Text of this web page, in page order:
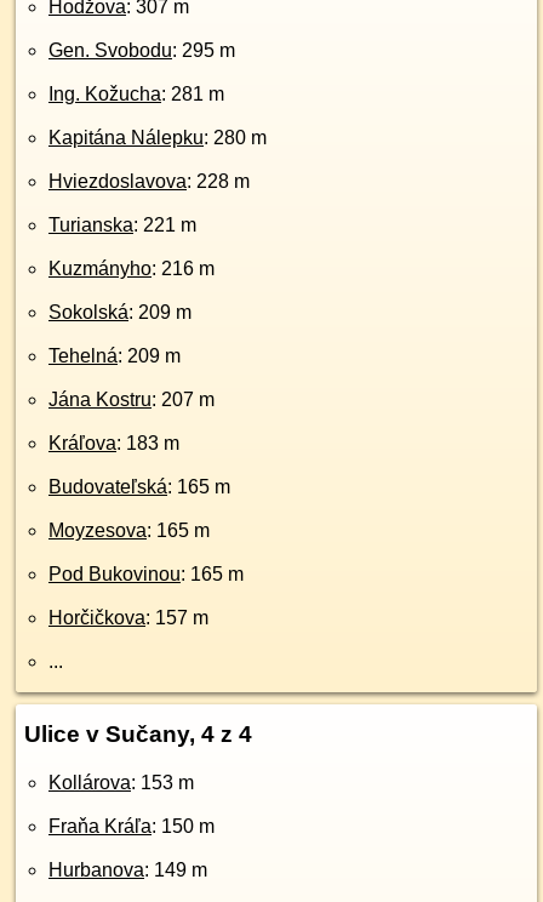
Hodžova: 307 m
Gen. Svobodu: 295 m
Ing. Kožucha: 281 m
Kapitána Nálepku: 280 m
Hviezdoslavova: 228 m
Turianska: 221 m
Kuzmányho: 216 m
Sokolská: 209 m
Tehelná: 209 m
Jána Kostru: 207 m
Kráľova: 183 m
Budovateľská: 165 m
Moyzesova: 165 m
Pod Bukovinou: 165 m
Horčičkova: 157 m
...
Ulice v Sučany, 4 z 4
Kollárova: 153 m
Fraňa Kráľa: 150 m
Hurbanova: 149 m